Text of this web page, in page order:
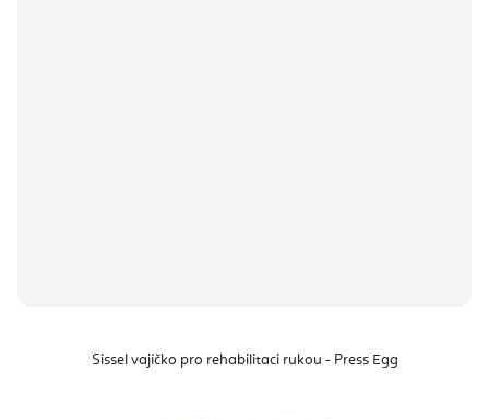
Sissel vajíčko pro rehabilitaci rukou - Press Egg